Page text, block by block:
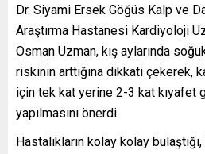
Dr. Siyami Ersek Göğüs Kalp ve
Araştırma Hastanesi Kardiyoloji
Osman Uzman, kış aylarında
riskinin arttığına dikkati çekerek,
için tek kat yerine 2-3 kat kıyafet
yapılmasını önerdi.
Hastalıkların kolay kolay